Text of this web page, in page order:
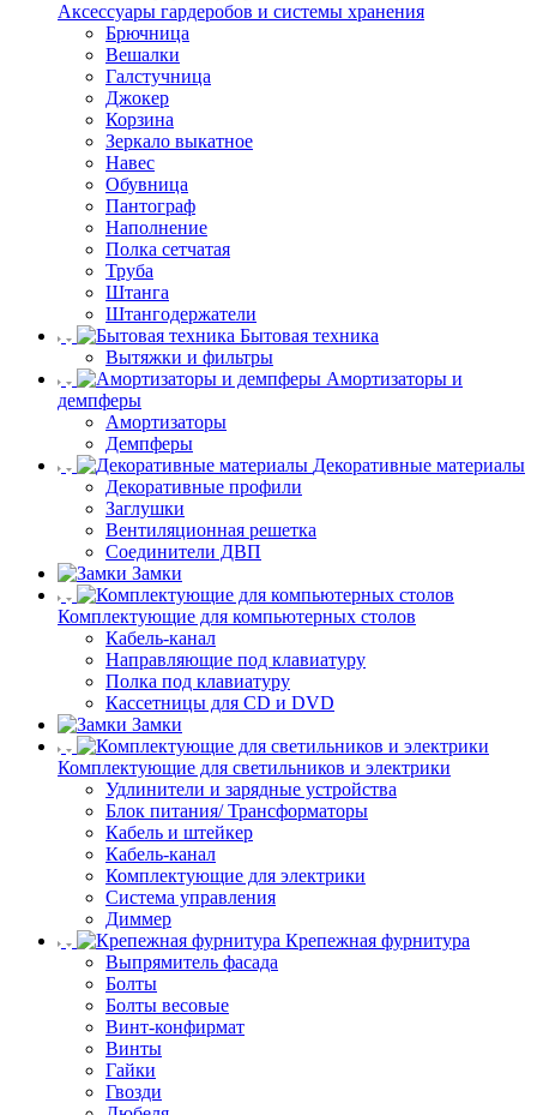
Аксессуары гардеробов и системы хранения
Брючница
Вешалки
Галстучница
Джокер
Корзина
Зеркало выкатное
Навес
Обувница
Пантограф
Наполнение
Полка сетчатая
Труба
Штанга
Штангодержатели
Бытовая техника
Вытяжки и фильтры
Амортизаторы и
демпферы
Амортизаторы
Демпферы
Декоративные материалы
Декоративные профили
Заглушки
Вентиляционная решетка
Соединители ДВП
Замки
Комплектующие для компьютерных столов
Кабель-канал
Направляющие под клавиатуру
Полка под клавиатуру
Кассетницы для CD и DVD
Замки
Комплектующие для светильников и электрики
Удлинители и зарядные устройства
Блок питания/ Трансформаторы
Кабель и штейкер
Кабель-канал
Комплектующие для электрики
Система управления
Диммер
Крепежная фурнитура
Выпрямитель фасада
Болты
Болты весовые
Винт-конфирмат
Винты
Гайки
Гвозди